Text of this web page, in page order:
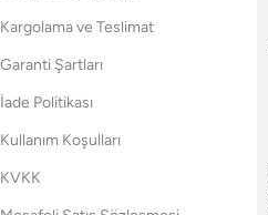
Kargolama ve Teslimat
Garanti Şartları
İade Politikası
Kullanım Koşulları
KVKK